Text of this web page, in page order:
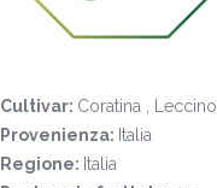
Cultivar: Coratina , Leccino
Provenienza: Italia
Regione: Italia